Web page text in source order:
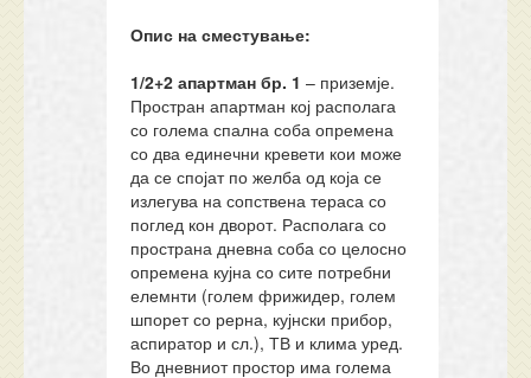
Опис на сместување:
1/2+2 апартман бр. 1 – приземје.
Простран апартман кој располага
со голема спална соба опремена
со два единечни кревети кои може
да се спојат по желба од која се
излегува на сопствена тераса со
поглед кон дворот. Располага со
пространа дневна соба со целосно
опремена кујна со сите потребни
елемнти (голем фрижидер, голем
шпорет со рерна, кујнски прибор,
аспиратор и сл.), ТВ и клима уред.
Во дневниот простор има голема